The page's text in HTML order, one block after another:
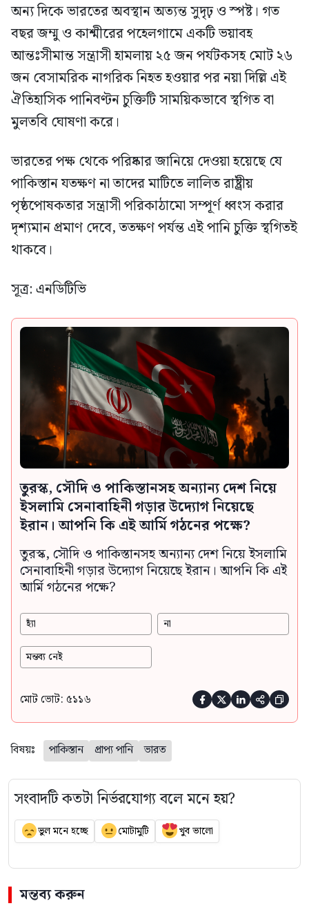
অন্য দিকে ভারতের অবস্থান অত্যন্ত সুদৃঢ় ও স্পষ্ট। গত
বছর জম্মু ও কাশ্মীরের পহেলগামে একটি ভয়াবহ
আন্তঃসীমান্ত সন্ত্রাসী হামলায় ২৫ জন পর্যটকসহ মোট ২৬
জন বেসামরিক নাগরিক নিহত হওয়ার পর নয়া দিল্লি এই
ঐতিহাসিক পানিবণ্টন চুক্তিটি সাময়িকভাবে স্থগিত বা
মুলতবি ঘোষণা করে।
ভারতের পক্ষ থেকে পরিষ্কার জানিয়ে দেওয়া হয়েছে যে
পাকিস্তান যতক্ষণ না তাদের মাটিতে লালিত রাষ্ট্রীয়
পৃষ্ঠপোষকতার সন্ত্রাসী পরিকাঠামো সম্পূর্ণ ধ্বংস করার
দৃশ্যমান প্রমাণ দেবে, ততক্ষণ পর্যন্ত এই পানি চুক্তি স্থগিতই
থাকবে।
সূত্র: এনডিটিভি
তুরস্ক, সৌদি ও পাকিস্তানসহ অন্যান্য দেশ নিয়ে
ইসলামি সেনাবাহিনী গড়ার উদ্যোগ নিয়েছে
ইরান। আপনি কি এই আর্মি গঠনের পক্ষে?
তুরস্ক, সৌদি ও পাকিস্তানসহ অন্যান্য দেশ নিয়ে ইসলামি
সেনাবাহিনী গড়ার উদ্যোগ নিয়েছে ইরান। আপনি কি এই
আর্মি গঠনের পক্ষে?
হ্যাঁ না
মন্তব্য নেই
মোট ভোট: ৫১১৬     
বিষয়ঃ পাকিস্তান প্রাপ্য পানি ভারত
সংবাদটি কতটা নির্ভরযোগ্য বলে মনে হয়?
ভুল মনে হচ্ছে মোটামুটি খুব ভালো
মন্তব্য করুন